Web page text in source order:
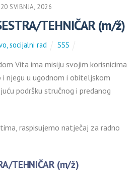
20 SVIBNJA, 2026
TEHNIČAR (m/ž)
socijalni rad SSS
Vita ima misiju svojim korisnicima
njegu u ugodnom i obiteljskom
podršku stručnog i predanog
raspisujemo natječaj za radno
TEHNIČAR (m/ž)